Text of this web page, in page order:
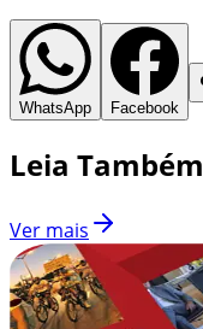
WhatsApp Facebook
Leia Também
Ver mais